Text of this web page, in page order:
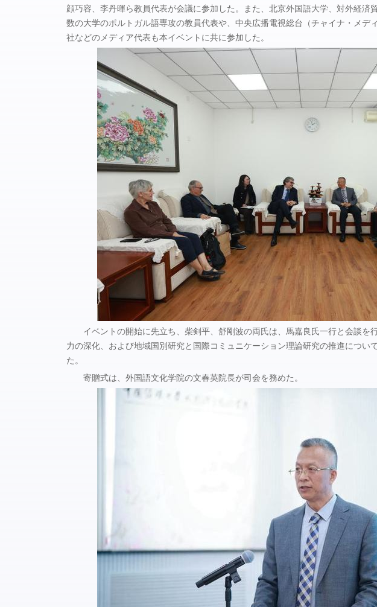
顔巧容、李丹暉ら教員代表が会議に参加した。また、北京外国語大学、対外経済
数の大学のポルトガル語専攻の教員代表や、中央広播電視総台（チャイナ・メデ
社などのメディア代表も本イベントに共に参加した。
イベントの開始に先立ち、柴剣平、舒剛波の両氏は、馬嘉良氏一行と会談を
力の深化、および地域国別研究と国際コミュニケーション理論研究の推進につい
た。
寄贈式は、外国語文化学院の文春英院長が司会を務めた。